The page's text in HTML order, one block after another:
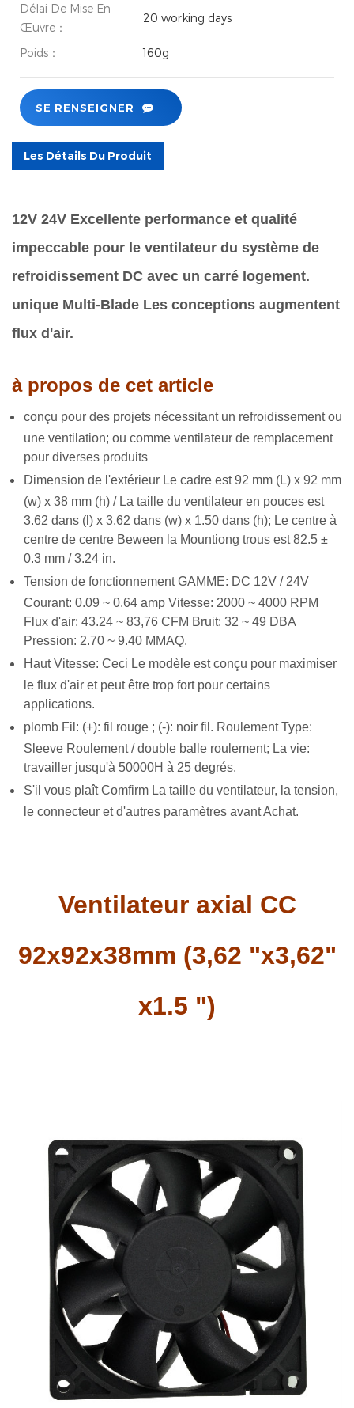
Délai De Mise En
Œuvre：
20 working days
Poids： 160g
SE RENSEIGNER
Les Détails Du Produit
12V 24V Excellente performance et qualité
impeccable pour le ventilateur du système de
refroidissement DC avec un carré logement.
unique Multi-Blade Les conceptions augmentent
flux d'air.
à propos de cet article
conçu pour des projets nécessitant un refroidissement ou
une ventilation; ou comme ventilateur de remplacement
pour diverses produits
Dimension de l'extérieur Le cadre est 92 mm (L) x 92 mm
(w) x 38 mm (h) / La taille du ventilateur en pouces est
3.62 dans (l) x 3.62 dans (w) x 1.50 dans (h); Le centre à
centre de centre Beween la Mountiong trous est 82.5 ±
0.3 mm / 3.24 in.
Tension de fonctionnement GAMME: DC 12V / 24V
Courant: 0.09 ~ 0.64 amp Vitesse: 2000 ~ 4000 RPM
Flux d'air: 43.24 ~ 83,76 CFM Bruit: 32 ~ 49 DBA
Pression: 2.70 ~ 9.40 MMAQ.
Haut Vitesse: Ceci Le modèle est conçu pour maximiser
le flux d'air et peut être trop fort pour certains
applications.
plomb Fil: (+): fil rouge ; (-): noir fil. Roulement Type:
Sleeve Roulement / double balle roulement; La vie:
travailler jusqu'à 50000H à 25 degrés.
S'il vous plaît Comfirm La taille du ventilateur, la tension,
le connecteur et d'autres paramètres avant Achat.
Ventilateur axial CC
92x92x38mm (3,62 "x3,62"
x1.5 ")